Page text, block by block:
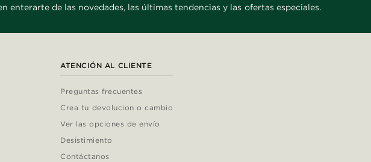
enterarte de las novedades, las últimas tendencias y las ofertas especiales.
ATENCIÓN AL CLIENTE
Preguntas frecuentes
Crea tu devolucion o cambio
Ver las opciones de envío
Desistimiento
Contáctanos